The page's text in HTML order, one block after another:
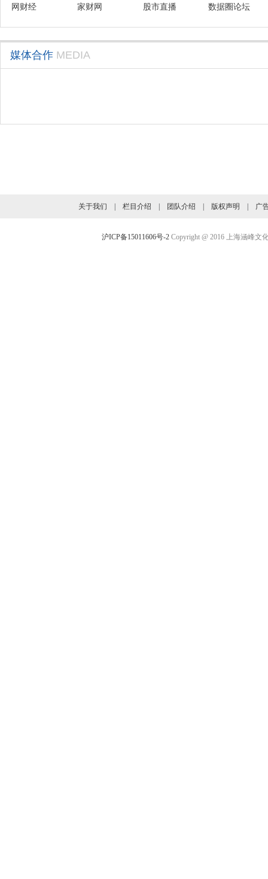
会联盟
网财经 家财网 股市直播 数据圈论坛
媒体合作 MEDIA
关于我们 | 栏目介绍 | 团队介绍 | 版权声明 | 广
沪ICP备15011606号-2 Copyright @ 2016 上海涵峰文